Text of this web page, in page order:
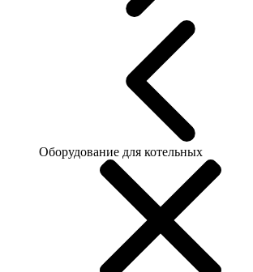
Оборудование для котельных